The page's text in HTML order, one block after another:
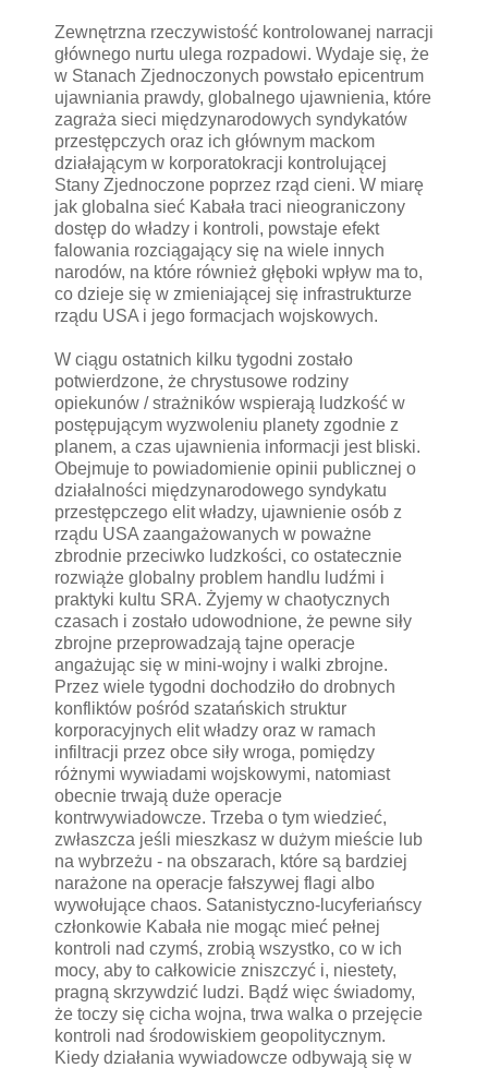
Zewnętrzna rzeczywistość kontrolowanej narracji
głównego nurtu ulega rozpadowi. Wydaje się, że
w Stanach Zjednoczonych powstało epicentrum
ujawniania prawdy, globalnego ujawnienia, które
zagraża sieci międzynarodowych syndykatów
przestępczych oraz ich głównym mackom
działającym w korporatokracji kontrolującej
Stany Zjednoczone poprzez rząd cieni. W miarę
jak globalna sieć Kabała traci nieograniczony
dostęp do władzy i kontroli, powstaje efekt
falowania rozciągający się na wiele innych
narodów, na które również głęboki wpływ ma to,
co dzieje się w zmieniającej się infrastrukturze
rządu USA i jego formacjach wojskowych.
W ciągu ostatnich kilku tygodni zostało
potwierdzone, że chrystusowe rodziny
opiekunów / strażników wspierają ludzkość w
postępującym wyzwoleniu planety zgodnie z
planem, a czas ujawnienia informacji jest bliski.
Obejmuje to powiadomienie opinii publicznej o
działalności międzynarodowego syndykatu
przestępczego elit władzy, ujawnienie osób z
rządu USA zaangażowanych w poważne
zbrodnie przeciwko ludzkości, co ostatecznie
rozwiąże globalny problem handlu ludźmi i
praktyki kultu SRA. Żyjemy w chaotycznych
czasach i zostało udowodnione, że pewne siły
zbrojne przeprowadzają tajne operacje
angażując się w mini-wojny i walki zbrojne.
Przez wiele tygodni dochodziło do drobnych
konfliktów pośród szatańskich struktur
korporacyjnych elit władzy oraz w ramach
infiltracji przez obce siły wroga, pomiędzy
różnymi wywiadami wojskowymi, natomiast
obecnie trwają duże operacje
kontrwywiadowcze. Trzeba o tym wiedzieć,
zwłaszcza jeśli mieszkasz w dużym mieście lub
na wybrzeżu - na obszarach, które są bardziej
narażone na operacje fałszywej flagi albo
wywołujące chaos. Satanistyczno-lucyferiańscy
członkowie Kabała nie mogąc mieć pełnej
kontroli nad czymś, zrobią wszystko, co w ich
mocy, aby to całkowicie zniszczyć i, niestety,
pragną skrzywdzić ludzi. Bądź więc świadomy,
że toczy się cicha wojna, trwa walka o przejęcie
kontroli nad środowiskiem geopolitycznym.
Kiedy działania wywiadowcze odbywają się w